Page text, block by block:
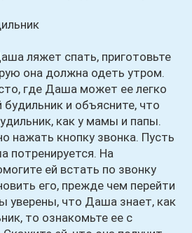
ляжет спать, приготовьте
она должна одеть утром.
где Даша может ее легко
и объясните, что
как у мамы и папы.
нажать кнопку звонка. Пусть
потренируется. На
ей встать по звонку
его, прежде чем перейти
уверены, что Даша знает, как
то ознакомьте ее с